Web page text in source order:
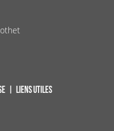
Liens utiles